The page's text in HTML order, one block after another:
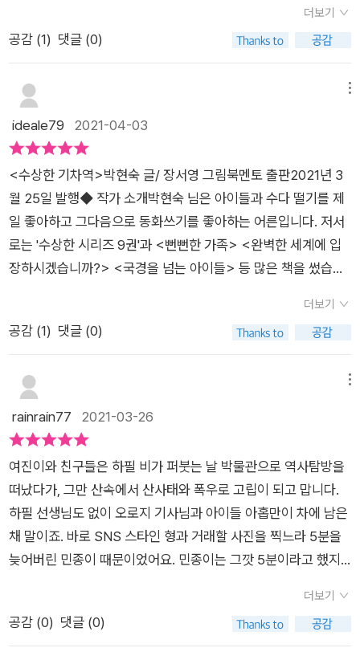
는 일은 하지 않습니다.요즘 점점 사회적 문제로 대두되고 있는S
NS를 통한 사생활 노출로아이들이 위험해지는 경우도 많고,무엇
서 말이죠.하지만 이벤트 참여 등을 목적으로 가끔 들어가 보면참
부지런히 SNS에 개인 글을 올리는 사람들이 많더라고요.물론 저
와 가치관이 다르니 각자의 소신대로 하면 되겠지만개인적으로
는 요즘 같은 시국에어디 놀러 가는 사진을 굳이 올리는 사람들은
좀 자제를 해주면 좋겠다는 생각을 하게 됩니다.저야 나이를 먹을
만큼 먹었고,고집도 센 편이고, 걱정병이 늘어진 사람이라서그런
걸 보면 화가 나면 났지흔들리는 편은 아니지만많은 사람들이 코
로나19 걱정에꾹꾹 눌러 참으며 집콕을 하고 있는 마당에너도 나
도 나들이나 여행 사진을 올리면아! 나만 바보처럼 집에 있는 건
반인들은 코로나19 백신을 맞지도 않았고,우리 아이들은 코로나
19 백신을 올해 안에 맞을 계획도 없는 상태인데 말이죠.개인적
으로 도저히 참을 수 없어서,혹은 마냥 집에 있는 게 멍청해 보여
서하고 싶은 일을 하는 사람들을제가 일일이 말릴 수는 없겠지만
절히 하는 편입니다.가만히 있는 사람들까지 부추겨좀처럼 잡히
지 않는 이 코로나19 사태를더욱 심각하게 만들려고 작정을 한
게 아니라면 말이죠!그리고 그렇게 아무렇지도 않게 돌아다닌 사
람들은부디 아이들을 학교도 학원도 보내지 말고,부모들도 단체
가 모이는 곳에는 가지 말아줬으면 좋겠습니다. 저처럼 여전히
극도로 조심하며최대한 방역 수칙을 지키려 노력하는 사람들이1
년 넘게 죽을힘을 다해 아이들의 원성을 묵살해가며 꾹꾹 눌러 참
아도, 최소한으로 아이들을 학교에 보내고 학원에 보내다가그런
사람들 때문에 코로나19에 걸릴 때그 책임을 온전히 질 수 있는
역으로 가게 됩니다.기차역에는 무사히 도착했지만지금은 인적
이 없는 곳이라 너무 으스스하고 무섭습니다.화장실 갈때 외에는
나가기 시작합니다.기사님은 너무 피곤하신지 잠이 드셨어요.몇
시간이 흐른 뒤 잠에서 깬 친구들은민종이가 없어졌음을 알게 됩
니다.이 어두운 밤 민종이는 대체 어디로 간 걸까요???민종이를
찾아 비를 맞으며 헤메이는 친구들과 기사님은지치고 다치기도
합니다.설상가상이 이럴때 쓰는 말인가 봅니다.도대체 무슨 일이
생긴건지 오리무중일때수빈이가 비밀을 털어 놓습니다.어두워서
잘 보이지 않았는데 기차역 뒤에 컨테이너가 하나 있었어요.아이
들은 그 곳에 민종이가 있을까 찾으러 나섭니다.문열기도 무서운
컨테이너를 용기내어 열어 봅니다.바닥엔 쥐똥이 가득하고 너무
상한 솜돌역에서아이들이 자꾸 사라집니다.그리고 아무도 없는
곳에 김이 모락모락 나는 똥은대체 누구 것일까요??아이가 너무
재밌게 읽어서 저도 읽어 봤는데요.왜 아이들에게 인기가 많은 동
화인지 알겠더라구요.수상한 아파트부터 수상한 우리반, 수상한
수상한 화장실, 수상한 운동장 까지모두 읽어보려고 합니다.초등
무 재밌습니다.<출판사로부터 도서를 제공받아 읽고 작성한 후
기입니다.>
존하던 아이들이 휴대폰도 되지 않자세상과의 단절이 되었는데
쉴 틈없이 사건은 계속 생기게 되어요.아이들이 하나둘 버스에서
친구들도....추리소설 형식으로 이야기가 전개되다보니다음 내용
이 줄글로 책을 읽어야 할 때 이렇게 잡아끄는 매력을 가진수상한
복하다는 것을 느낄 수 있게 해주고 있어책을 읽은 아이가 어른이
되면 더 좋은 세상이 되지 않을까 싶어요.수상한 시리즈 열번째
이야기 수상한 기차역은나 하나쯤이야 하는 이기적인 생각을 가
진 민종이 때문에아이들 간의 갈등이 발생하고 민주적인 의사결
정과 친구들을 걱정하는 마음과 공동체를 위해 규칙을 정하고 규
칙을 지키는 일의 소중함을 이야기하고 있어요.나 하나쯤이라는
안일한 마음을 버리고 서로를 배려하는 마음을 가진다면어떤 어
더보기
공감 (1) 댓글 (0)
ideale79 2021-04-03
<수상한 기차역​>박현숙 글/ 장서영 그림북멘토 출판2021년 3
월 25일 발행◆ 작가 소개박현숙 님은 아이들과 수다 떨기를 제
일 좋아하고 그다음으로 동화쓰기를 좋아하는 어른입니다. 저서
로는 '수상한 시리즈 9권'과 <뻔뻔한 가족> <완벽한 세계에 입
장하시겠습니까?> <국경을 넘는 아이들> 등 많은 책을 썼습니
요? '수상한' 이라는 제목과 왠지 으스스한 표정의 주인공이 있
는 표지 때문에 처음에는 아이들에게 권하지 않았어요. 작년에 둘
화를 보여주고 싶어서 계속 찾던 중에 <수상한 운동장> 을 우연
어있더라구요.글밥 많은 책을 잘 안 읽으려고 하던 아이가 단숨
즈를 전부 빌려왔었던 적이 있습니다. 물론 3~4시간 동안 한 자
리에서 움직이지도 않고, 화장실에도 가지 않고, 수상한 시리즈
를 모두 읽었습니다. 맛있는 음식을 아이가 먼저 알듯이 재미있
는 책은 아이가 먼저 알고 봅니다. 수상한 시리즈 열 번째 이야
기 <수상한 기차역>이 드디어 나왔습니다. 책 뒤 표지를 보니 운
행을 멈춘 수상한 기차역이 나온다고 하네요. '종합 기차역'이라
는 웹툰에는 사람을 태우는 기차역이 아니라 귀신을 태우는 기차
더보기
공감 (1) 댓글 (0)
rainrain77 2021-03-26
여진이와 친구들은 하필 비가 퍼붓는 날 박물관으로 역사탐방을
떠났다가, 그만 산속에서 산사태와 폭우로 고립이 되고 맙니다.
하필 선생님도 없이 오로지 기사님과 아이들 아홉만이 차에 남은
채 말이죠. 바로 SNS 스타인 형과 거래할 사진을 찍느라 5분을
늦어버린 민종이 때문이었어요. 민종이는 그깟 5분이라고 했지
우여곡절 끝에 우선 기다리고 있을 폐역인 솜돌역에 도착은 했지
만, 너무 산속이라 그런지 전화도 되지 않고, 먹을 것도 없이 모두
더보기
공감 (0) 댓글 (0)